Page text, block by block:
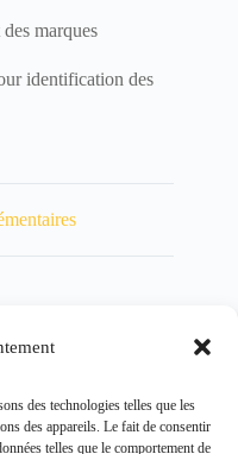
des technologies telles que les
des appareils. Le fait de consentir
telles que le comportement de
marques
identification des
kg
FRANCE SAS